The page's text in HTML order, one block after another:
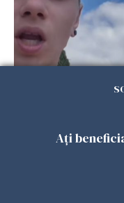
dezbateri aprinse
Ați